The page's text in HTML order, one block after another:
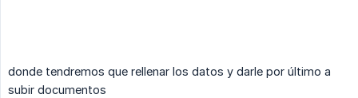
donde tendremos que rellenar los datos y darle por último a
subir documentos